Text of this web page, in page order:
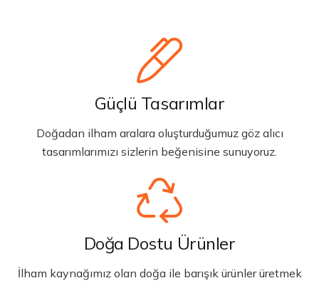
Güçlü Tasarımlar
Doğadan ilham aralara oluşturduğumuz göz alıcı
tasarımlarımızı sizlerin beğenisine sunuyoruz.
Doğa Dostu Ürünler
İlham kaynağımız olan doğa ile barışık ürünler üretmek